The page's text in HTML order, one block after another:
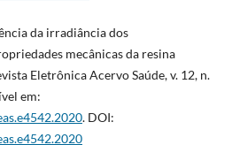
da irradiância dos
mecânicas da resina
Eletrônica Acervo Saúde, v. 12, n.
em:
. DOI: